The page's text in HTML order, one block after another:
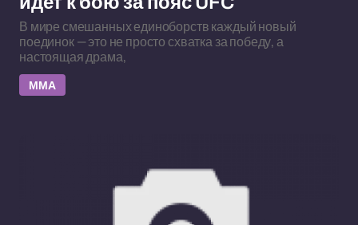
В мире смешанных единоборств каждый новый
поединок — это не просто схватка за победу, а
настоящая драма,
ММА